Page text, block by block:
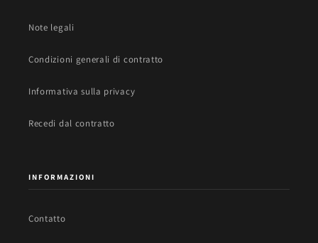
Note legali
Condizioni generali di contratto
Informativa sulla privacy
Recedi dal contratto
INFORMAZIONI
Contatto